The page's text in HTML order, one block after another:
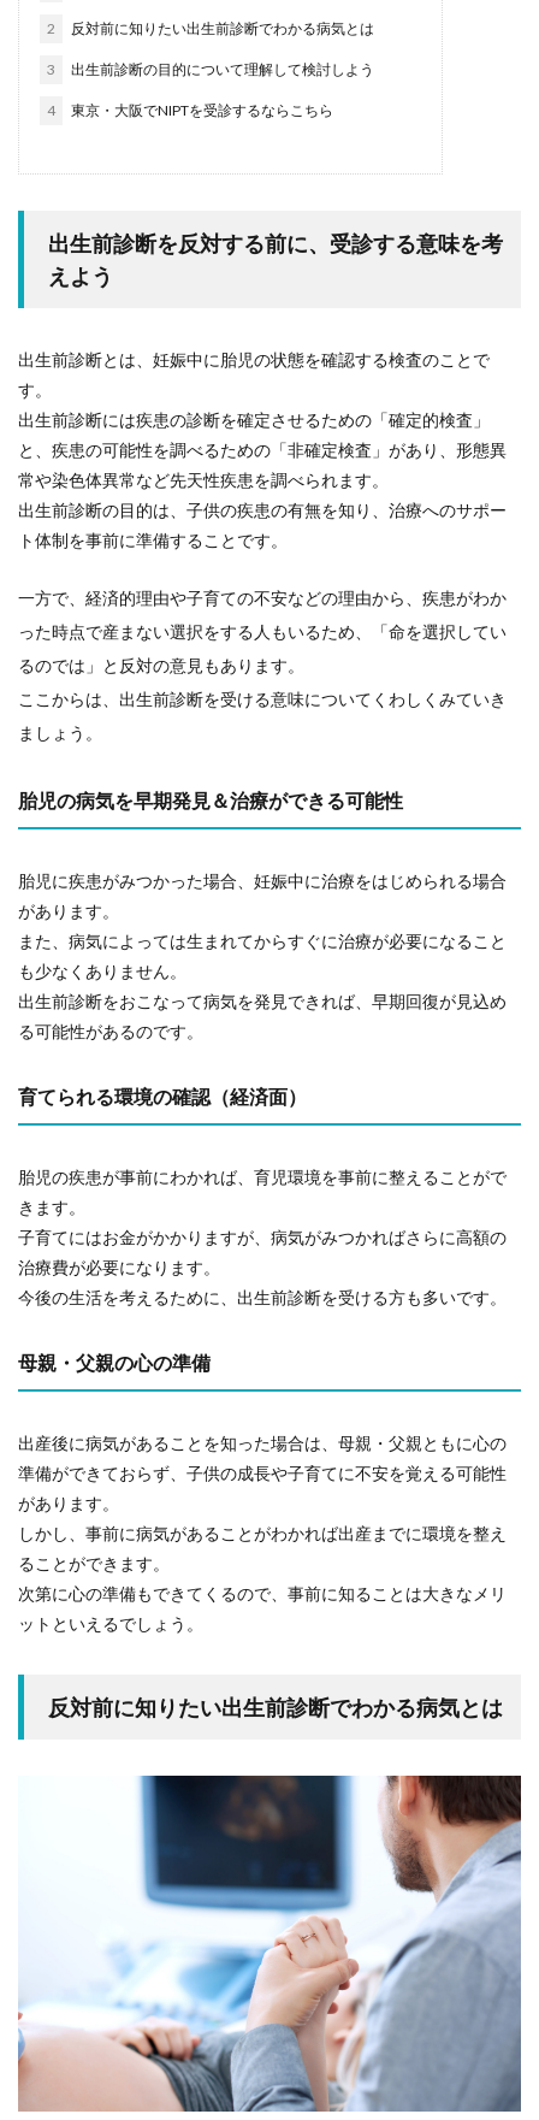
2 反対前に知りたい出生前診断でわかる病気とは
3 出生前診断の目的について理解して検討しよう
4 東京・大阪でNIPTを受診するならこちら
出生前診断を反対する前に、受診する意味を考
えよう
出生前診断とは、妊娠中に胎児の状態を確認する検査のことで
す。
出生前診断には疾患の診断を確定させるための「確定的検査」
と、疾患の可能性を調べるための「非確定検査」があり、形態異
常や染色体異常など先天性疾患を調べられます。
出生前診断の目的は、子供の疾患の有無を知り、治療へのサポー
ト体制を事前に準備することです。
一方で、経済的理由や子育ての不安などの理由から、疾患がわか
った時点で産まない選択をする人もいるため、「命を選択してい
るのでは」と反対の意見もあります。
ここからは、出生前診断を受ける意味についてくわしくみていき
ましょう。
胎児の病気を早期発見＆治療ができる可能性
胎児に疾患がみつかった場合、妊娠中に治療をはじめられる場合
があります。
また、病気によっては生まれてからすぐに治療が必要になること
も少なくありません。
出生前診断をおこなって病気を発見できれば、早期回復が見込め
る可能性があるのです。
育てられる環境の確認（経済面）
胎児の疾患が事前にわかれば、育児環境を事前に整えることがで
きます。
子育てにはお金がかかりますが、病気がみつかればさらに高額の
治療費が必要になります。
今後の生活を考えるために、出生前診断を受ける方も多いです。
母親・父親の心の準備
出産後に病気があることを知った場合は、母親・父親ともに心の
準備ができておらず、子供の成長や子育てに不安を覚える可能性
があります。
しかし、事前に病気があることがわかれば出産までに環境を整え
ることができます。
次第に心の準備もできてくるので、事前に知ることは大きなメリ
ットといえるでしょう。
反対前に知りたい出生前診断でわかる病気とは